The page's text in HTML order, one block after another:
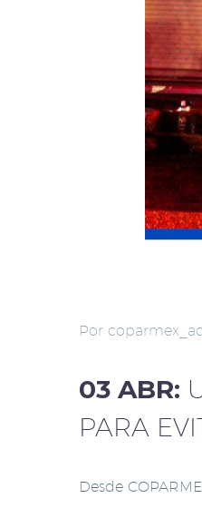
Por
03 ABR:
PARA
Desde